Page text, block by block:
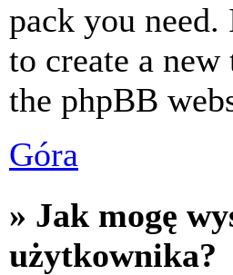
pack you
to create a
the phpBB
Góra
» Jak mogę
użytkownika?